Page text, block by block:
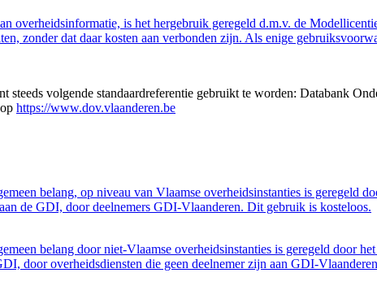
overheidsinformatie, is het hergebruik geregeld d.m.v. de
zonder dat daar kosten aan verbonden zijn. Als enige
volgende standaardreferentie gebruikt te worden: Databank
https://www.dov.vlaanderen.be
belang, op niveau van Vlaamse overheidsinstanties is geregeld
de GDI, door deelnemers GDI-Vlaanderen. Dit gebruik is kosteloos.
belang door niet-Vlaamse overheidsinstanties is geregeld door
door overheidsdiensten die geen deelnemer zijn aan GDI-